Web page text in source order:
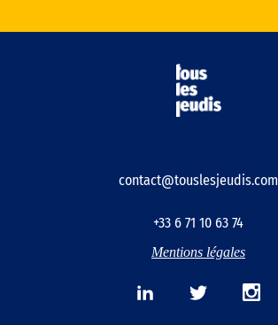
contact@touslesjeudis.com
+33 6 71 10 63 74
Mentions légales